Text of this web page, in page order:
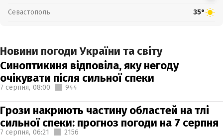
Севастополь 35°
Новини погоди України та світу
Синоптикиня відповіла, яку негоду
очікувати після сильної спеки
7 серпня, 08:00 944
Грози накриють частину областей на тлі
сильної спеки: прогноз погоди на 7 серпня
7 серпня, 06:21 2156